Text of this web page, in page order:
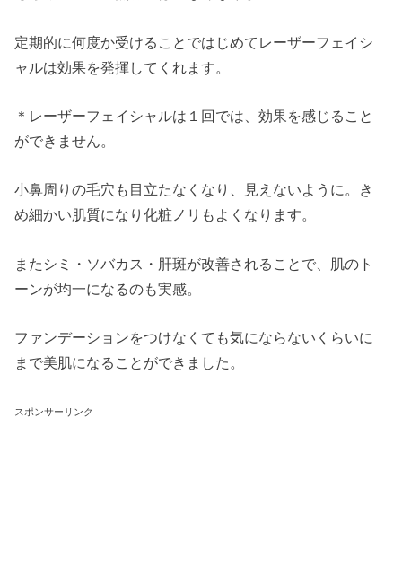
定期的に何度か受けることではじめてレーザーフェイシ
ャルは効果を発揮してくれます。
＊レーザーフェイシャルは１回では、効果を感じること
ができません。
小鼻周りの毛穴も目立たなくなり、見えないように。き
め細かい肌質になり化粧ノリもよくなります。
またシミ・ソバカス・肝斑が改善されることで、肌のト
ーンが均一になるのも実感。
ファンデーションをつけなくても気にならないくらいに
まで美肌になることができました。
スポンサーリンク